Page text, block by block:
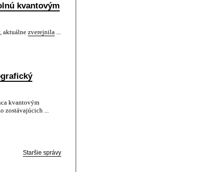
kvantovým
aktuálne zverejnila ...
kvantovým
zostávajúcich ...
Staršie správy